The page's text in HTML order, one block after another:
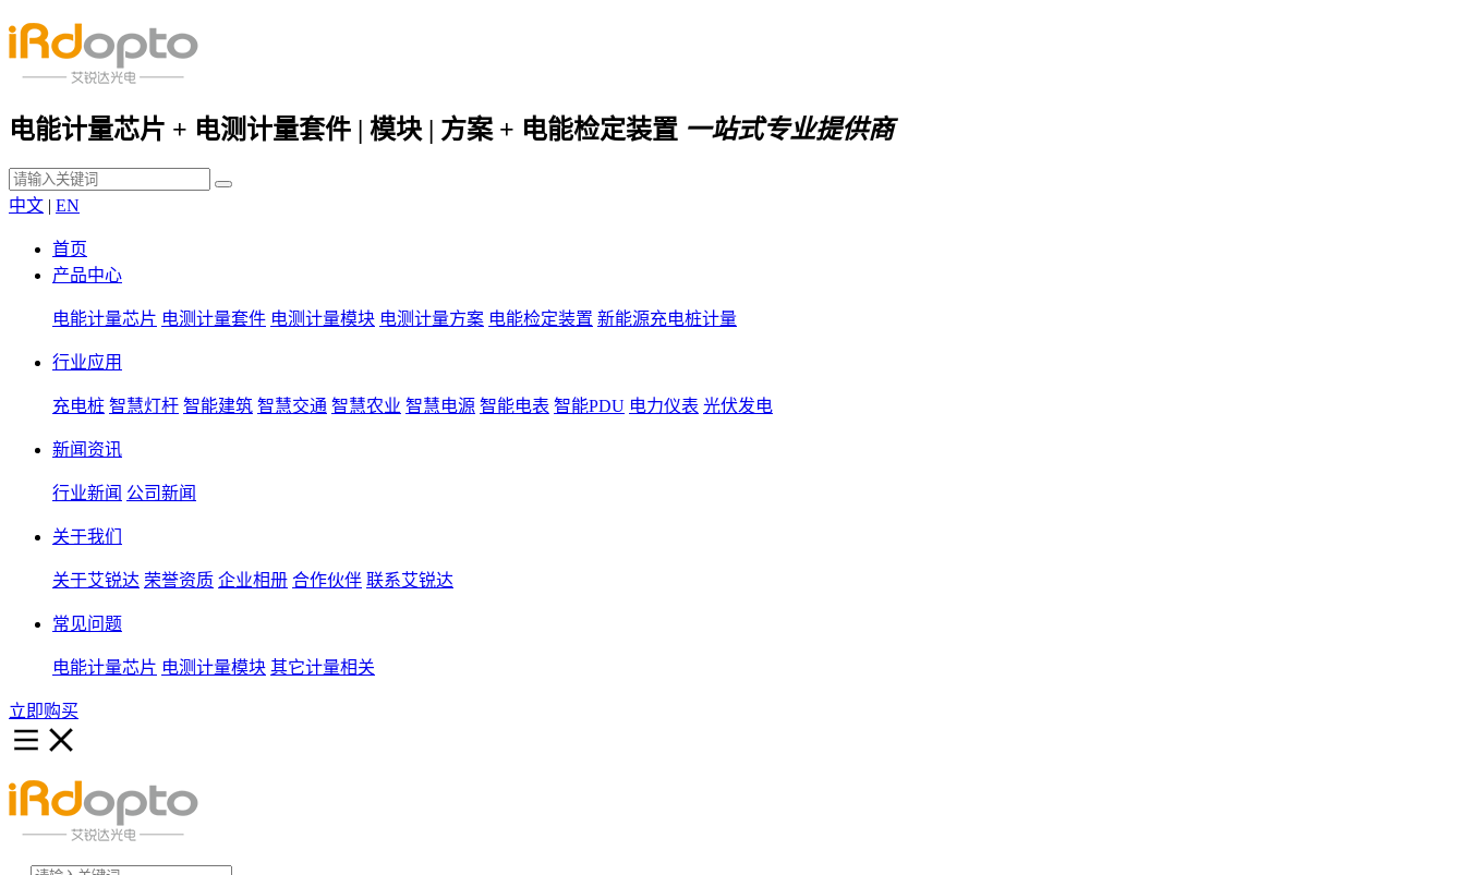
电能计量芯片 + 电测计量套件 | 模块 | 方案 + 电能检定装置 一站式专业提供商
中文 | EN
首页
产品中心
电能计量芯片 电测计量套件 电测计量模块 电测计量方案 电能检定装置 新能源充电桩计量
行业应用
充电桩 智慧灯杆 智能建筑 智慧交通 智慧农业 智慧电源 智能电表 智能PDU 电力仪表 光伏发电
新闻资讯
行业新闻 公司新闻
关于我们
关于艾锐达 荣誉资质 企业相册 合作伙伴 联系艾锐达
常见问题
电能计量芯片 电测计量模块 其它计量相关
立即购买